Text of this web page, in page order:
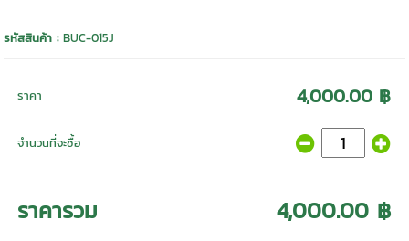
รหัสสินค้า :BUC-015J
ราคา 4,000.00 ฿
จำนวนที่จะซื้อ
ราคารวม 4,000.00 ฿